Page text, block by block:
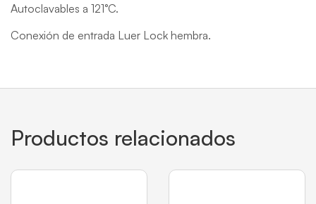
Autoclavables a 121°C.
Conexión de entrada Luer Lock hembra.
Productos relacionados